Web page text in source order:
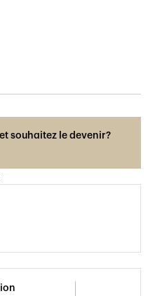
souhaitez le devenir?